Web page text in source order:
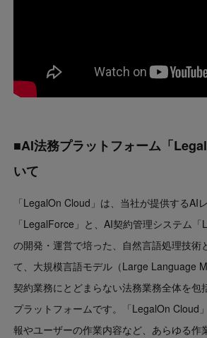
■AI法務プラットフォーム「
いて
「LegalOn Cloud」は、当社が提供するAI
「LegalForce」と、AI契約管理システム「
の開発・運営で培った、自然言語処理技術
て、大規模言語モデル（Large Language
契約業務にとどまらない法務業務全体を包
プラットフォームです。「LegalOn Cloud
報やユーザーの作業内容など、あらゆる作